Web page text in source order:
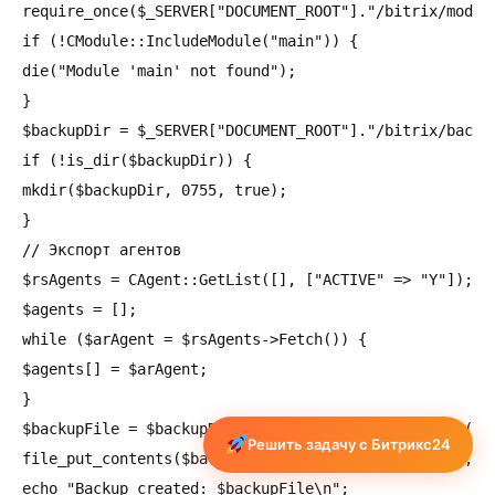
require_once($_SERVER["DOCUMENT_ROOT"]."/bitrix/
if (!CModule::IncludeModule("main")) {
die("Module 'main' not found");
}
$backupDir = $_SERVER["DOCUMENT_ROOT"]."/bitrix/
if (!is_dir($backupDir)) {
mkdir($backupDir, 0755, true);
}
// Экспорт агентов
$rsAgents = CAgent::GetList([], ["ACTIVE" => "Y"]);
$agents = [];
while ($arAgent = $rsAgents->Fetch()) {
$agents[] = $arAgent;
}
$backupFile = $backupDir . "agents_backup_" .
file_put_contents($backupFile, json_encode($agents,
echo "Backup created: $backupFile\n";
Решить задачу с Битрикс24